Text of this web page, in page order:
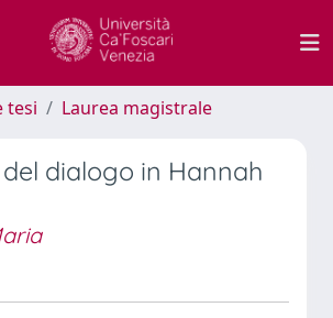
tesi Laurea magistrale
dialogo in Hannah